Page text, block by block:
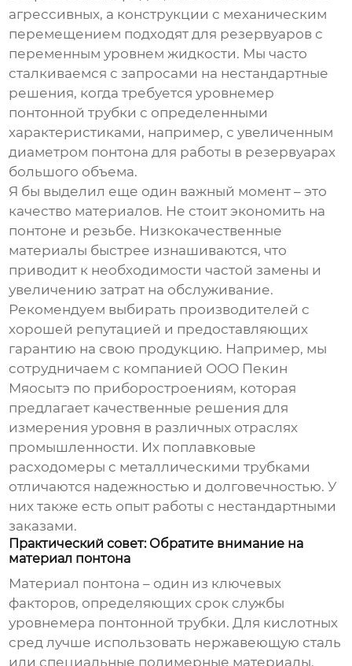
агрессивных, а конструкции с механическим
перемещением подходят для резервуаров с
переменным уровнем жидкости. Мы часто
сталкиваемся с запросами на нестандартные
решения, когда требуетсяуровнемер
понтонной трубки с определенными
характеристиками, например, с увеличенным
диаметром понтона для работы в резервуарах
большого объема.
Я бы выделил еще один важный момент – это
качество материалов. Не стоит экономить на
понтоне и резьбе. Низкокачественные
материалы быстрее изнашиваются, что
приводит к необходимости частой замены и
увеличению затрат на обслуживание.
Рекомендуем выбирать производителей с
хорошей репутацией и предоставляющих
гарантию на свою продукцию. Например, мы
сотрудничаем с компанией ООО Пекин
Мяосытэ по приборостроениям, которая
предлагает качественные решения для
измерения уровня в различных отраслях
промышленности. Их поплавковые
расходомеры с металлическими трубками
отличаются надежностью и долговечностью. У
них также есть опыт работы с нестандартными
заказами.
Практический совет: Обратите внимание на
материал понтона
Материал понтона – один из ключевых
факторов, определяющих срок службы
уровнемера понтонной трубки. Для кислотных
сред лучше использовать нержавеющую сталь
или специальные полимерные материалы.